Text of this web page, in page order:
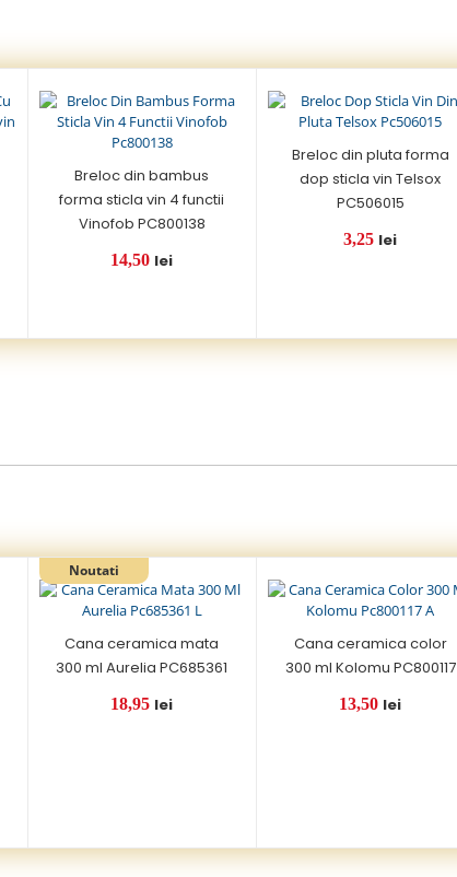
Breloc din bambus
forma sticla vin 4 functii
Vinofob PC800138
14,50 lei
Breloc din pluta forma
dop sticla vin Telsox
PC506015
3,25 lei
Cana ceramica mata
300 ml Aurelia PC685361
18,95 lei
Cana ceramica color
300 ml Kolomu PC800117
13,50 lei